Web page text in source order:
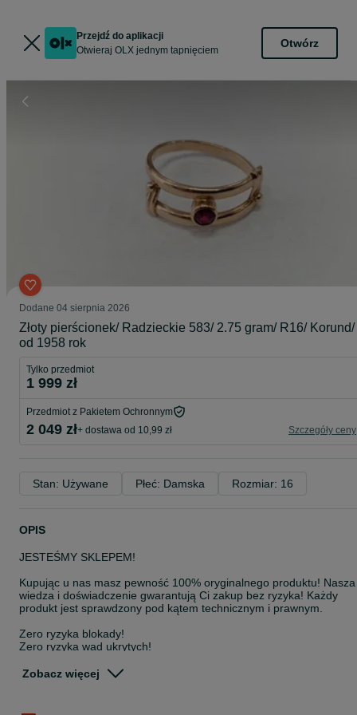
Przejdź do aplikacji
Otwieraj OLX jednym tapnięciem
Otwórz
Dodane 04 sierpnia 2026
Złoty pierścionek/ Radzieckie 583/ 2.75 gram/ R16/ Korund/
od 1958 rok
Tylko przedmiot
1 999 zł
Przedmiot z Pakietem Ochronnym
2 049 zł+ dostawa od 10,99 zł Szczegóły ceny
Stan: Używane Płeć: Damska Rozmiar: 16
OPIS
JESTEŚMY SKLEPEM!
Kupując u nas masz pewność 100% oryginalnego produktu! Nasza
wiedza i doświadczenie gwarantują Ci zakup bez ryzyka! Każdy
produkt jest sprawdzony pod kątem technicznym i prawnym.
Zero ryzyka blokady!
Zero ryzyka wad ukrytych!
Zobacz więcej